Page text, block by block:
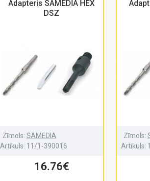
Adapteris SAMEDIA HEX
DSZ
Zīmols: SAMEDIA
Artikuls: 11/1-390016
16.76€
Zīmols:
Artikuls: